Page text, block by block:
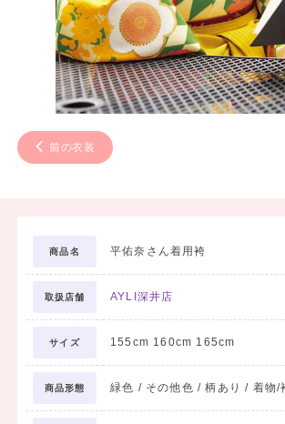
前の衣装
商品名 平佑奈さん着用袴
取扱店舗 AYLI深井店
サイズ 155cm 160cm 165cm
商品形態 緑色 / その他色 / 柄あり / 着物/